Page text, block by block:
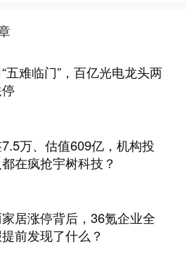
五难临门”，百亿光电龙头两
万、估值609亿，机构投
在疯抢宇树科技？
居涨停背后，36氪企业全
前发现了什么？